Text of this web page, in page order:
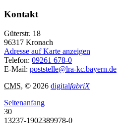
Kontakt
Güterstr. 18
96317 Kronach
Adresse auf Karte anzeigen
Telefon: 09261 678-0
E-Mail: poststelle@lra-kc.bayern.de
CMS, © 2026 digitalfabriX
Seitenanfang
30
13237-1902389978-0